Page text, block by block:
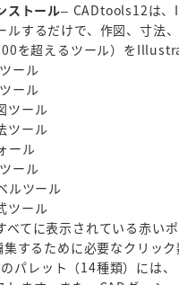
ストール– CADtools12は
ルするだけで、作図、寸法
を超えるツール）を
ール
ール
ツール
ツール
ール
ール
ルツール
ツール
べてに表示されている赤い
するために必要なクリック
パレット（14種類）には